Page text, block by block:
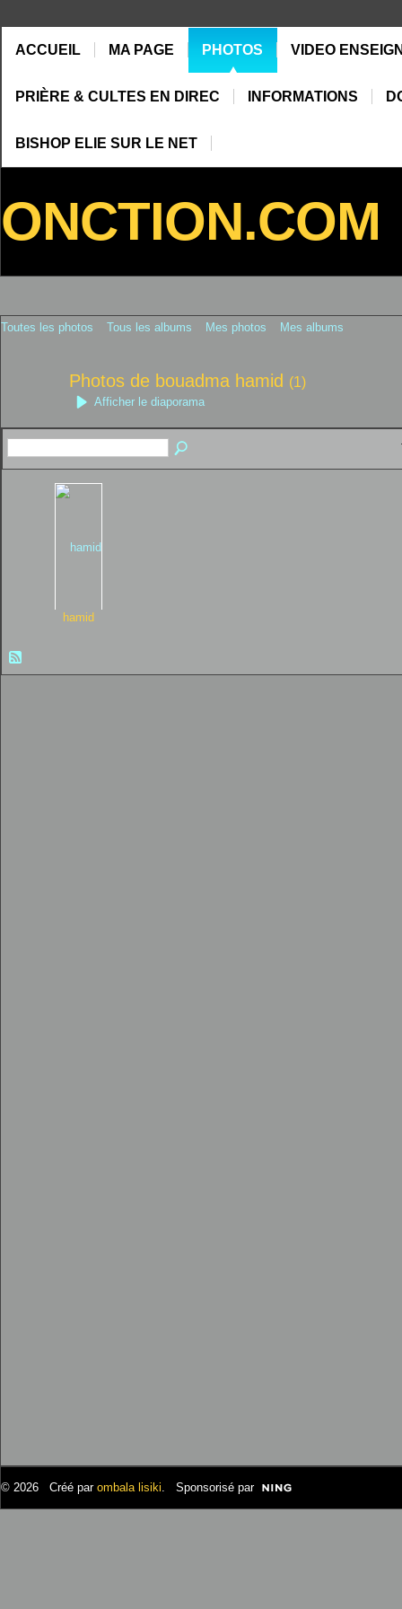
ACCUEIL MA PAGE PHOTOS VIDEO
PRIÈRE & CULTES EN DIREC INFORMATIONS
BISHOP ELIE SUR LE NET
ONCTION.COM
Toutes les photos Tous les albums Mes photos Mes albums
Photos de bouadma hamid (1)
Afficher le diaporama
hamid
© 2026 Créé par ombala lisiki. Sponsorisé par